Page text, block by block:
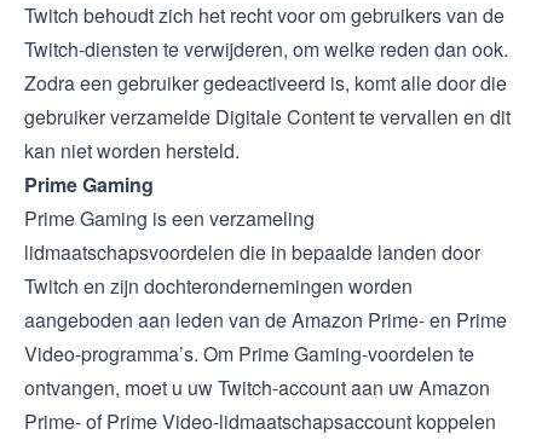
Twitch behoudt zich het recht voor om gebruikers van de
Twitch-diensten te verwijderen, om welke reden dan ook.
Zodra een gebruiker gedeactiveerd is, komt alle door die
gebruiker verzamelde Digitale Content te vervallen en dit
kan niet worden hersteld.
Prime Gaming
Prime Gaming is een verzameling
lidmaatschapsvoordelen die in bepaalde landen door
Twitch en zijn dochterondernemingen worden
aangeboden aan leden van de Amazon Prime- en Prime
Video-programma’s. Om Prime Gaming-voordelen te
ontvangen, moet u uw Twitch-account aan uw Amazon
Prime- of Prime Video-lidmaatschapsaccount koppelen